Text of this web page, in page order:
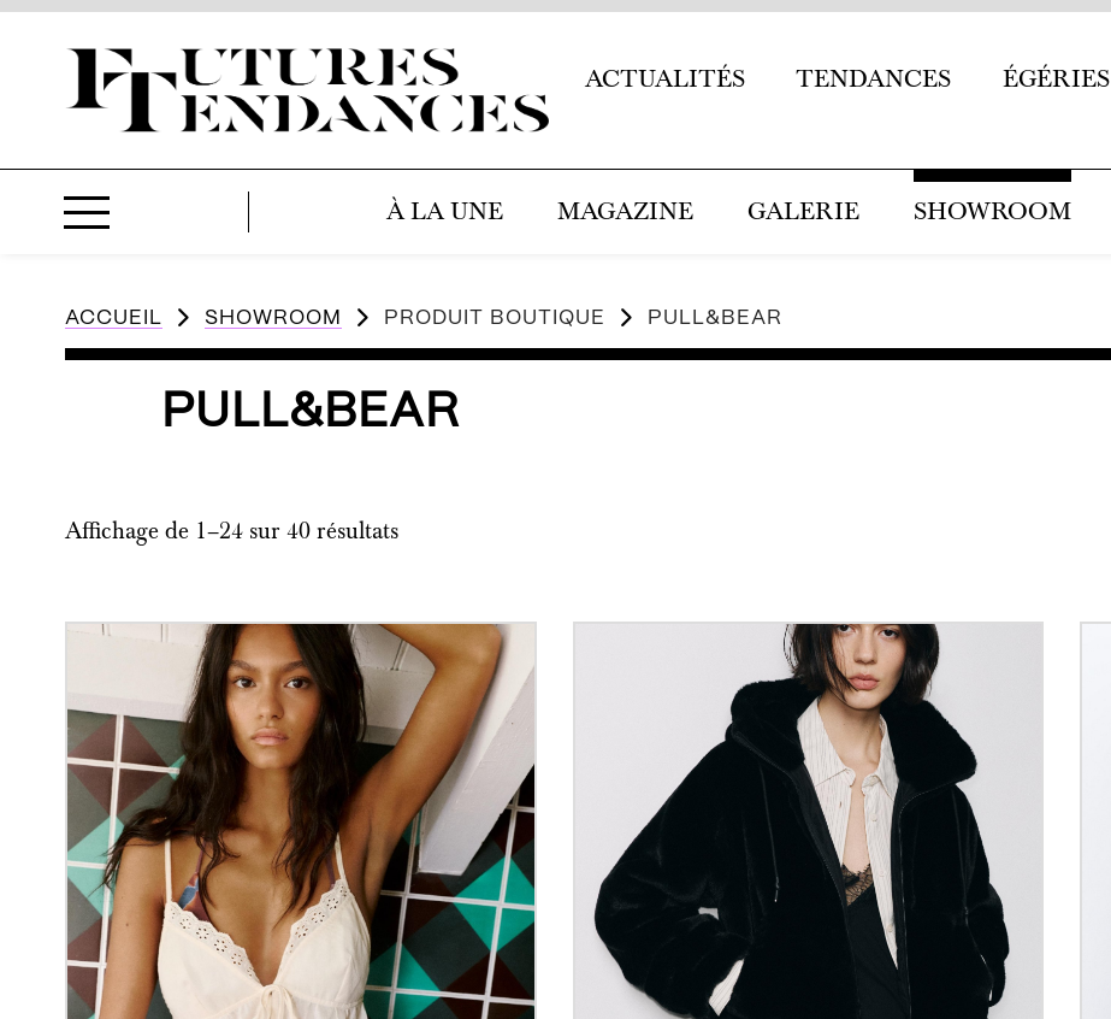
ACTUALITÉS TENDANCES ÉGÉRIES
À LA UNE MAGAZINE GALERIE SHOWROOM
ACCUEIL SHOWROOM PRODUIT BOUTIQUE PULL&BEAR
PULL&BEAR
Affichage de 1–24 sur 40 résultats